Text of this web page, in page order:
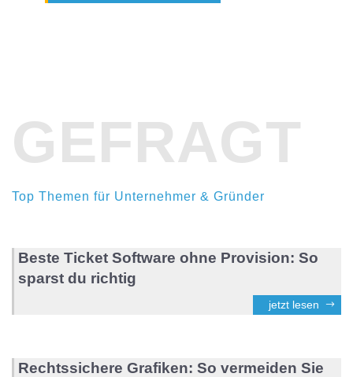
GEFRAGT
Top Themen für Unternehmer & Gründer
Beste Ticket Software ohne Provision: So
sparst du richtig
jetzt lesen
Rechtssichere Grafiken: So vermeiden Sie